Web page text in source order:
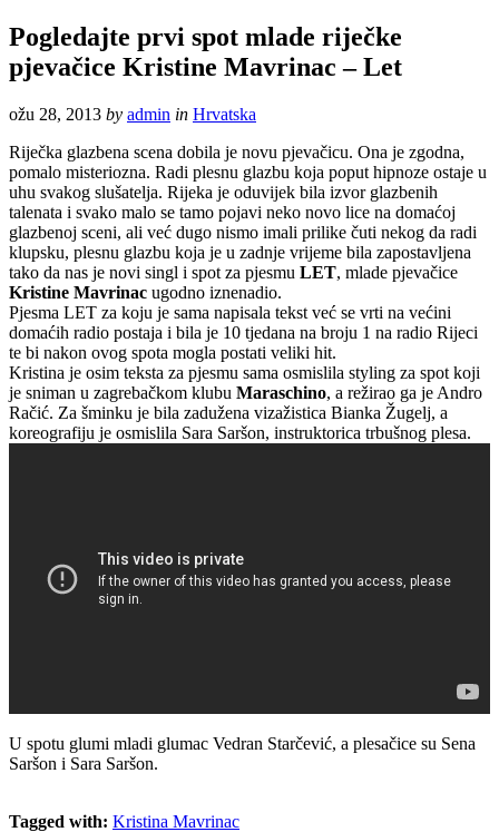
Pogledajte prvi spot mlade riječke
pjevačice Kristine Mavrinac – Let
ožu 28, 2013 by admin in Hrvatska
Riječka glazbena scena dobila je novu pjevačicu. Ona je zgodna,
pomalo misteriozna. Radi plesnu glazbu koja poput hipnoze ostaje u
uhu svakog slušatelja. Rijeka je oduvijek bila izvor glazbenih
talenata i svako malo se tamo pojavi neko novo lice na domaćoj
glazbenoj sceni, ali već dugo nismo imali prilike čuti nekog da radi
klupsku, plesnu glazbu koja je u zadnje vrijeme bila zapostavljena
tako da nas je novi singl i spot za pjesmu LET, mlade pjevačice
Kristine Mavrinac ugodno iznenadio.
Pjesma LET za koju je sama napisala tekst već se vrti na većini
domaćih radio postaja i bila je 10 tjedana na broju 1 na radio Rijeci
te bi nakon ovog spota mogla postati veliki hit.
Kristina je osim teksta za pjesmu sama osmislila styling za spot koji
je sniman u zagrebačkom klubu Maraschino, a režirao ga je Andro
Račić. Za šminku je bila zadužena vizažistica Bianka Žugelj, a
koreografiju je osmislila Sara Saršon, instruktorica trbušnog plesa.
U spotu glumi mladi glumac Vedran Starčević, a plesačice su Sena
Saršon i Sara Saršon.
Tagged with: Kristina Mavrinac